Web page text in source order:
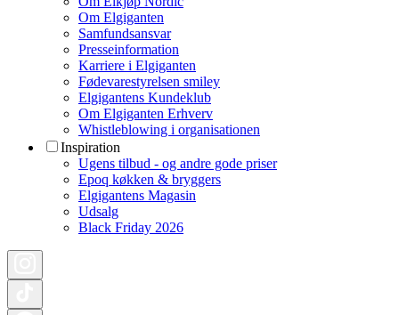
Om Elgiganten
Samfundsansvar
Presseinformation
Karriere i Elgiganten
Fødevarestyrelsen smiley
Elgigantens Kundeklub
Om Elgiganten Erhverv
Whistleblowing i organisationen
Inspiration
Ugens tilbud - og andre gode priser
Epoq køkken & bryggers
Elgigantens Magasin
Udsalg
Black Friday 2026